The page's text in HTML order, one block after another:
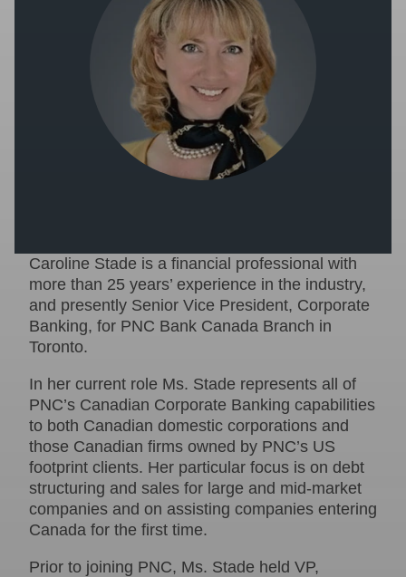
Caroline Stade is a financial professional with
more than 25 years’ experience in the industry,
and presently Senior Vice President, Corporate
Banking, for PNC Bank Canada Branch in
Toronto.
In her current role Ms. Stade represents all of
PNC’s Canadian Corporate Banking capabilities
to both Canadian domestic corporations and
those Canadian firms owned by PNC’s US
footprint clients. Her particular focus is on debt
structuring and sales for large and mid-market
companies and on assisting companies entering
Canada for the first time.
Prior to joining PNC, Ms. Stade held VP,